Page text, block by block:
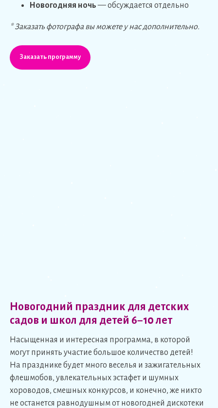
Новогодняя ночь— обсуждается отдельно
* Заказать фотографа вы можете у нас дополнительно.
Заказать программу
Новогодний праздник для детских
садов и школ для детей 6−10 лет
Насыщенная и интересная программа, в которой
могут принять участие большое количество детей!
На празднике будет много веселья и зажигательных
флешмобов, увлекательных эстафет и шумных
хороводов, смешных конкурсов, и конечно, же никто
не останется равнодушным от новогодней дискотеки